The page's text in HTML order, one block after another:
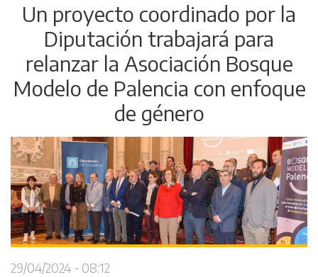
Un proyecto coordinado por la
Diputación trabajará para
relanzar la Asociación Bosque
Modelo de Palencia con enfoque
de género
29/04/2024 - 08:12